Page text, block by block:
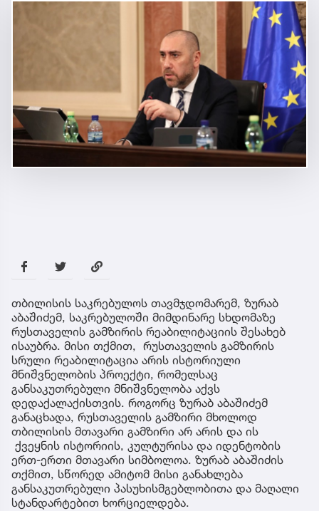
თბილისის საკრებულოს თავმჯდომარემ, ზურაბ
აბაშიძემ, საკრებულოში მიმდინარე სხდომაზე
რუსთაველის გამზირის რეაბილიტაციის შესახებ
ისაუბრა. მისი თქმით, რუსთაველის გამზირის
სრული რეაბილიტაცია არის ისტორიული
მნიშვნელობის პროექტი, რომელსაც
განსაკუთრებული მნიშვნელობა აქვს
დედაქალაქისთვის. როგორც ზურაბ აბაშიძემ
განაცხადა, რუსთაველის გამზირი მხოლოდ
თბილისის მთავარი გამზირი არ არის და ის
ქვეყნის ისტორიის, კულტურისა და იდენტობის
ერთ-ერთი მთავარი სიმბოლოა. ზურაბ აბაშიძის
თქმით, სწორედ ამიტომ მისი განახლება
განსაკუთრებული პასუხისმგებლობითა და მაღალი
სტანდარტებით ხორციელდება.